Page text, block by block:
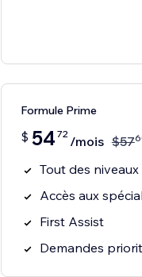
Formule Prime
$ 54 72 /mois $57
Tout des
Accès aux
First Assist
Demandes